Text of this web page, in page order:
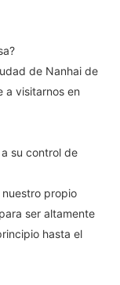
de Nanhai de
a visitarnos en
su control de
propio
ser altamente
hasta el